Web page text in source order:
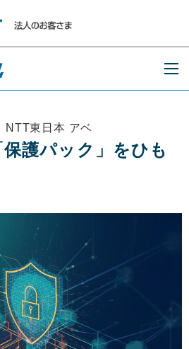
NTT東日本 アベ
護パック」をひも